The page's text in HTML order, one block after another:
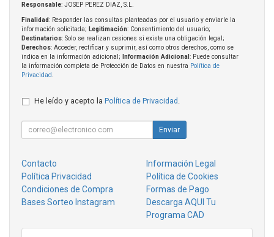
Responsable: JOSEP PEREZ DIAZ, S.L.
Finalidad: Responder las consultas planteadas por el usuario y enviarle la
información solicitada; Legitimación: Consentimiento del usuario;
Destinatarios: Solo se realizan cesiones si existe una obligación legal;
Derechos: Acceder, rectificar y suprimir, así como otros derechos, como se
indica en la información adicional;
Información Adicional : Puede consultar
la información completa de Protección de Datos en nuestra Política de
Privacidad
He leído y acepto la Política de Privacidad
Enviar
Contacto
Información Legal
Política Privacidad
Política de Cookies
Condiciones de Compra
Formas de Pago
Bases Sorteo Instagram
Descarga AQUI Tu
Programa CAD